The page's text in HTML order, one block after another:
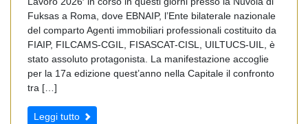
Fuksas a Roma, dove EBNAIP, l’Ente bilaterale nazionale
del comparto Agenti immobiliari professionali costituito da
FIAIP, FILCAMS-CGIL, FISASCAT-CISL, UILTUCS-UIL, è
stato assoluto protagonista. La manifestazione accoglie
per la 17a edizione quest’anno nella Capitale il confronto
tra […]
Leggi tutto